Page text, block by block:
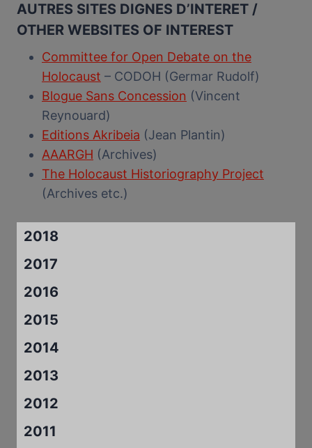
AUTRES SITES DIGNES D’INTERET /
OTHER WEBSITES OF INTEREST
Committee for Open Debate on the
Holocaust – CODOH (Germar Rudolf)
Blogue Sans Concession (Vincent
Reynouard)
Editions Akribeia (Jean Plantin)
AAARGH (Archives)
The Holocaust Historiography Project
(Archives etc.)
2018
2017
2016
2015
2014
2013
2012
2011